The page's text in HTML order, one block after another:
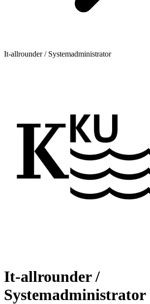
It-allrounder / Systemadministrator
It-allrounder /
Systemadministrator